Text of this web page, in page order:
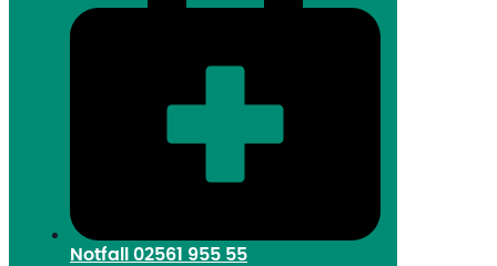
Notfall 02561 955 55